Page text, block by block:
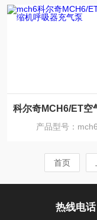
产品型号：mch6
首页
热线电话